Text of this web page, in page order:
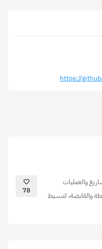
والعمليات
والقابضة، لتبسيط
78